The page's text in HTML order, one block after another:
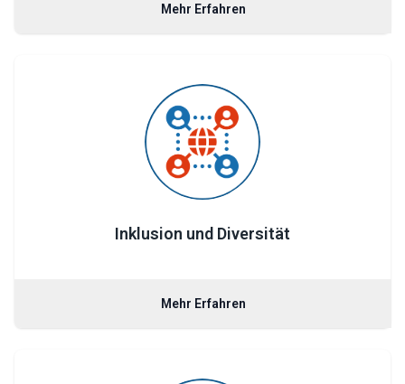
Mehr Erfahren
Inklusion und Diversität
Mehr Erfahren